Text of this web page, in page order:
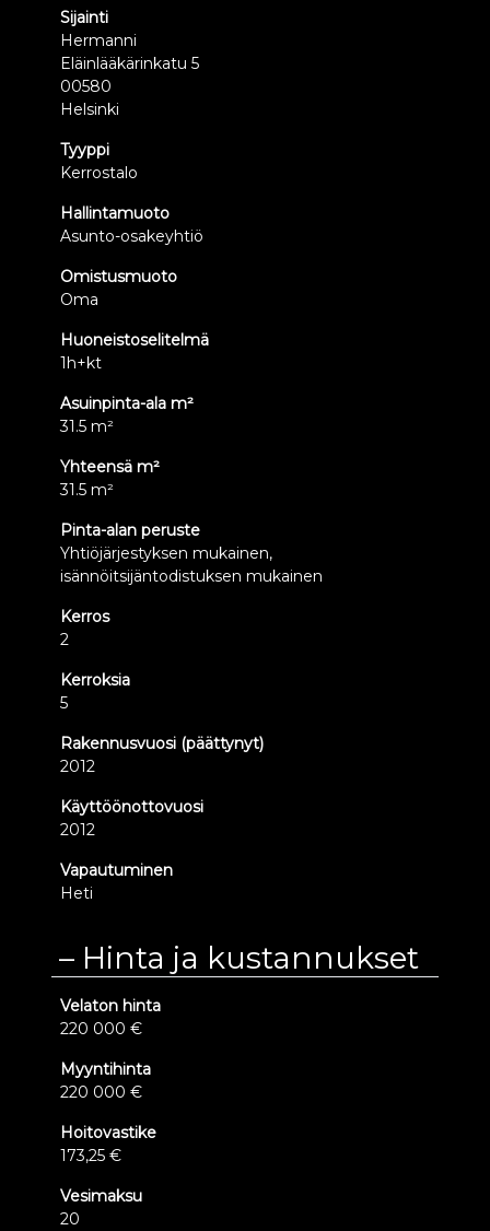
Sijainti
Hermanni
Eläinlääkärinkatu 5
00580
Helsinki
Tyyppi
Kerrostalo
Hallintamuoto
Asunto-osakeyhtiö
Omistusmuoto
Oma
Huoneistoselitelmä
1h+kt
Asuinpinta-ala m²
31.5 m²
Yhteensä m²
31.5 m²
Pinta-alan peruste
Yhtiöjärjestyksen mukainen,
isännöitsijäntodistuksen mukainen
Kerros
2
Kerroksia
5
Rakennusvuosi (päättynyt)
2012
Käyttöönottovuosi
2012
Vapautuminen
Heti
Hinta ja kustannukset
Velaton hinta
220 000 €
Myyntihinta
220 000 €
Hoitovastike
173,25 €
Vesimaksu
20